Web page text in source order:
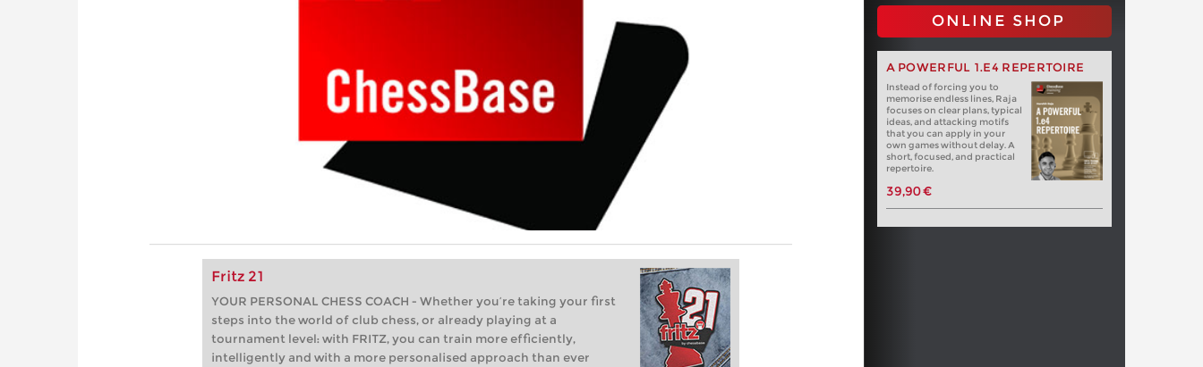
Fritz 21
YOUR PERSONAL CHESS COACH - Whether you’re taking your first
steps into the world of club chess, or already playing at a
tournament level: with FRITZ, you can train more efficiently,
intelligently and with a more personalised approach than ever
ONLINE SHOP
A POWERFUL 1.E4 REPERTOIRE
Instead of forcing you to
memorise endless lines, Raja
focuses on clear plans, typical
ideas, and attacking motifs
that you can apply in your
own games without delay. A
short, focused, and practical
repertoire.
39,90 €